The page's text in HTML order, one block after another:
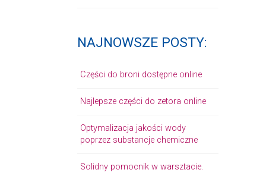
NAJNOWSZE POSTY:
Części do broni dostępne online
Najlepsze części do zetora online
Optymalizacja jakości wody
poprzez substancje chemiczne
Solidny pomocnik w warsztacie.